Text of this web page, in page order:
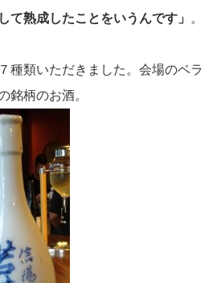
て熟成したことをいうんです」
。
種類いただきました。会場のベラ
銘柄のお酒。